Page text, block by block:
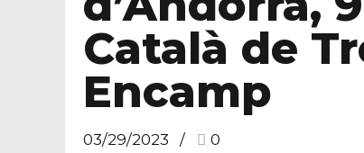
Català de
Encamp
03/29/2023 0